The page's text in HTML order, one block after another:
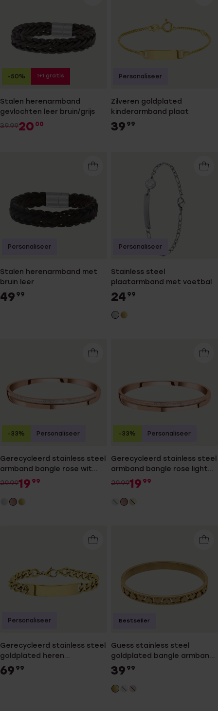
Stalen herenarmband
gevlochten leer bruin/grijs
39.9920 00
-50% 1+1 gratis
Zilveren goldplated
kinderarmband plaat
39 99
Personaliseer
Stalen herenarmband met
bruin leer
49 99
Personaliseer
Stainless steel
plaatarmband met voetbal
24 99
Personaliseer
Gerecycleerd stainless steel
armband bangle rose wit
kristal
29.9919 99
-33% Personaliseer
Gerecycleerd stainless steel
armband bangle rose light
peach kristal
29.9919 99
-33% Personaliseer
Gerecycleerd stainless steel
goldplated heren
plaatarmband
69 99
Personaliseer
Guess stainless steel
goldplated bangle armband
Heart
39 99
Bestseller